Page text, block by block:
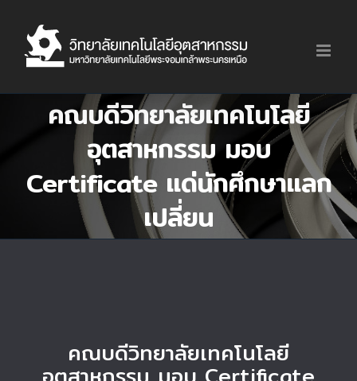
content
คณบดีวิทยาลัยเทคโนโลยี
อุตสาหกรรม มอบ
Certificate แด่นักศึกษาแลก
เปลี่ยน
คณบดีวิทยาลัยเทคโนโลยี